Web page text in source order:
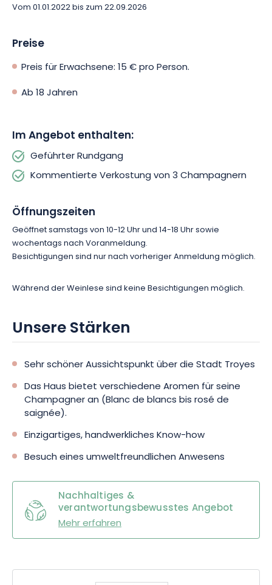
Das Erlebnis setzt sich fort mit einer geführten Verkostung von
Cuvées mit ihrer appetitlichen Fruchtigkeit werden Ihnen ihre
maßgeschneiderte Weintour im Champagne Olivier
Vom 01.01.2022 bis zum 22.09.2026
Preise
Preis für Erwachsene: 15 € pro Person.
Ab 18 Jahren
Im Angebot enthalten:
Geführter Rundgang
Kommentierte Verkostung von 3 Champagnern
Öffnungszeiten
Geöffnet samstags von 10-12 Uhr und 14-18 Uhr sowie
wochentags nach Voranmeldung.
Besichtigungen sind nur nach vorheriger Anmeldung möglich.
Während der Weinlese sind keine Besichtigungen möglich.
Unsere Stärken
Sehr schöner Aussichtspunkt über die Stadt Troyes
Das Haus bietet verschiedene Aromen für seine
Champagner an (Blanc de blancs bis rosé de
saignée).
Einzigartiges, handwerkliches Know-how
Besuch eines umweltfreundlichen Anwesens
Nachhaltiges &
verantwortungsbewusstes Angebot
Mehr erfahren